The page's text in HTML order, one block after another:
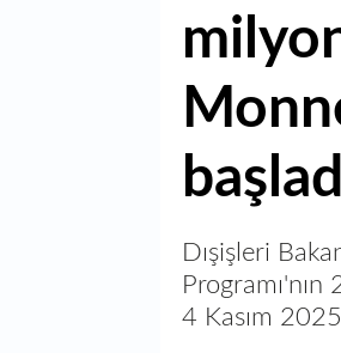
Dışişleri
Programı'nın
4 Kasım